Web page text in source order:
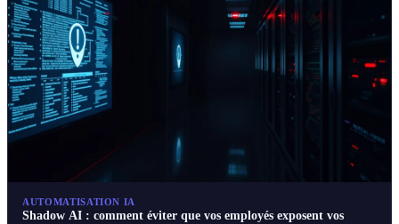
AUTOMATISATION IA
Shadow AI : comment éviter que vos employés exposent vos